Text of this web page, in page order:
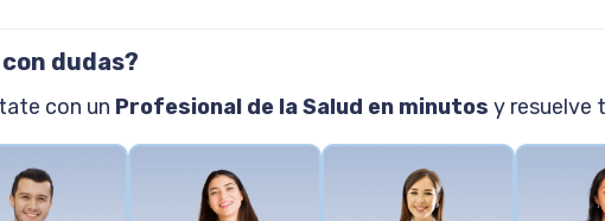
dudas?
con un Profesional de la Salud en minutos y resuelve